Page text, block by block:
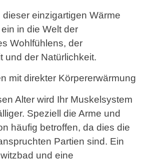
einzigartigen Wärme
in die Welt der
Wohlfühlens, der
und der Natürlichkeit.
mit direkter Körpererwärmung
Alter wird Ihr Muskelsystem
Speziell die Arme und
häufig betroffen, da dies die
Partien sind. Ein
und eine